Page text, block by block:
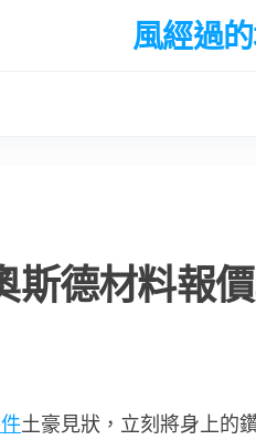
風經過
斯德材料報
土豪見狀，立刻將身上的